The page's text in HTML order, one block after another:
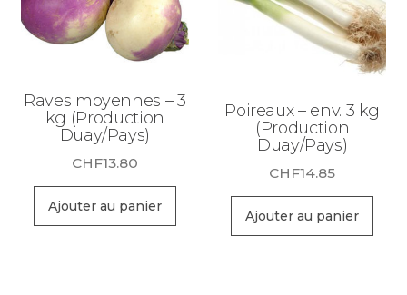
Raves moyennes – 3
kg (Production
Duay/Pays)
CHF13.80
Ajouter au panier
Poireaux – env. 3 kg
(Production
Duay/Pays)
CHF14.85
Ajouter au panier